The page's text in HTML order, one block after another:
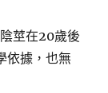
莖在20歲後
依據，也無